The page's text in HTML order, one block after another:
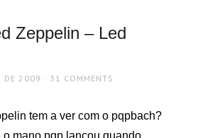
Zeppelin – Led
DE 2009 31 COMMENTS
tem a ver com o pqpbach?
o mano pqp lançou quando